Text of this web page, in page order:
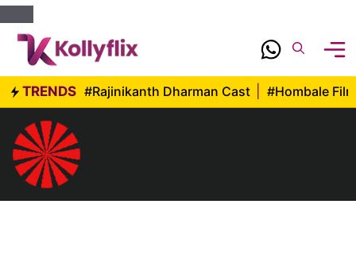
Skip
content
TRENDS #Rajinikanth Dharman Cast #Hombale